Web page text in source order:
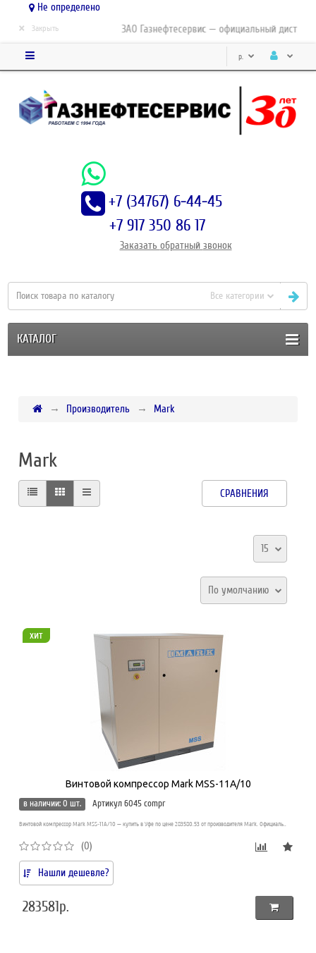
Не определено
ЗАО Газнефтесервис — официальный
× Закрыть
р.
+7 (34767) 6-44-45
+7 917 350 86 17
Заказать обратный звонок
Все категории
КАТАЛОГ
Производитель Mark
Mark
СРАВНЕНИЯ
15
По умолчанию
хит
Винтовой компрессор Mark MSS-11A/10
в наличии: 0 шт.
Артикул 6045 compr
Винтовой компрессор Mark MSS-11A/10 — купить в Уфе по цене 283580.53 от производителя Mark. Официаль..
(0)
Нашли дешевле?
283581р.